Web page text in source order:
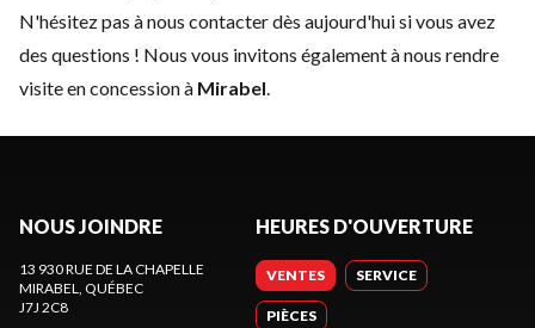
N'hésitez pas ànous contacterdès aujourd'hui si vous avez
des questions ! Nous vous invitons également à nous rendre
visite en concession à Mirabel.
NOUS JOINDRE
13 930 RUE DE LA CHAPELLE
MIRABEL, QUÉBEC
J7J 2C8
HEURES D'OUVERTURE
VENTES SERVICE
PIÈCES